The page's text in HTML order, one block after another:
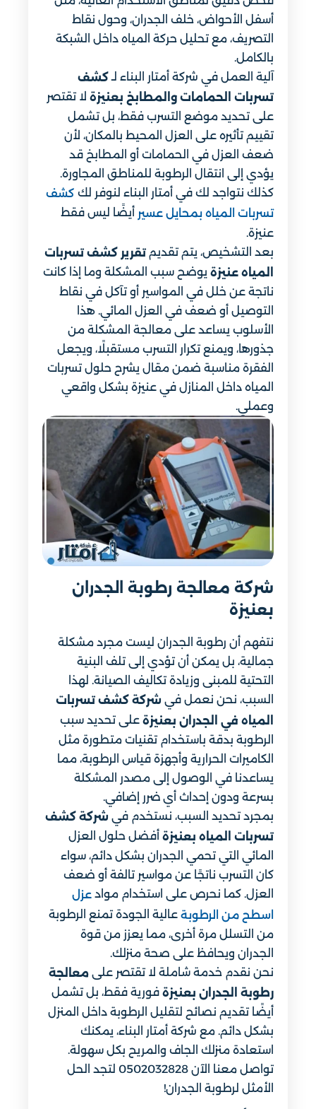
أسفل الأحواض، خلف الجدران، وحول نقاط
التصريف، مع تحليل حركة المياه داخل الشبكة
بالكامل.
آلية العمل في شركة أمتار البناء لـكشف
تسربات الحمامات والمطابخ بعنيزة لا تقتصر
على تحديد موضع التسرب فقط، بل تشمل
تقييم تأثيره على العزل المحيط بالمكان، لأن
ضعف العزل في الحمامات أو المطابخ قد
يؤدي إلى انتقال الرطوبة للمناطق المجاورة.
كذلك نتواجد لك في أمتار البناء لنوفر لك كشف
تسربات المياه بمحايل عسير أيضًا ليس فقط
عنيزة.
بعد التشخيص، يتم تقديم تقرير كشف تسربات
المياه عنيزة يوضح سبب المشكلة وما إذا كانت
ناتجة عن خلل في المواسير أو تآكل في نقاط
التوصيل أو ضعف في العزل المائي. هذا
الأسلوب يساعد على معالجة المشكلة من
جذورها، ويمنع تكرار التسرب مستقبلًا، ويجعل
الفقرة مناسبة ضمن مقال يشرح حلول تسربات
المياه داخل المنازل في عنيزة بشكل واقعي
وعملي.
شركة معالجة رطوبة الجدران
بعنيزة
نتفهم أن رطوبة الجدران ليست مجرد مشكلة
جمالية، بل يمكن أن تؤدي إلى تلف البنية
التحتية للمبنى وزيادة تكاليف الصيانة. لهذا
السبب، نحن نعمل في شركة كشف تسربات
المياه في الجدران بعنيزة على تحديد سبب
الرطوبة بدقة باستخدام تقنيات متطورة مثل
الكاميرات الحرارية وأجهزة قياس الرطوبة، مما
يساعدنا في الوصول إلى مصدر المشكلة
بسرعة ودون إحداث أي ضرر إضافي.
بمجرد تحديد السبب، نستخدم في شركة كشف
تسربات المياه بعنيزة أفضل حلول العزل
المائي التي تحمي الجدران بشكل دائم، سواء
كان التسرب ناتجًا عن مواسير تالفة أو ضعف
العزل. كما نحرص على استخدام مواد عزل
اسطح من الرطوبة عالية الجودة تمنع الرطوبة
من التسلل مرة أخرى، مما يعزز من قوة
الجدران ويحافظ على صحة منزلك.
نحن نقدم خدمة شاملة لا تقتصر على معالجة
رطوبة الجدران بعنيزة فورية فقط، بل تشمل
أيضًا تقديم نصائح لتقليل الرطوبة داخل المنزل
بشكل دائم. مع شركة أمتار البناء، يمكنك
استعادة منزلك الجاف والمريح بكل سهولة.
تواصل معنا الآن 0502032828 لتجد الحل
الأمثل لرطوبة الجدران!